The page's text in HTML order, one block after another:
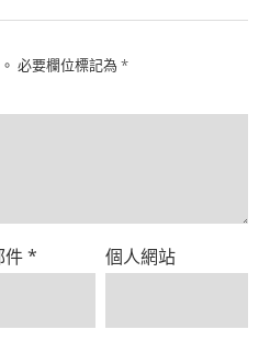
必要欄位標記為 *
件* 個人網站